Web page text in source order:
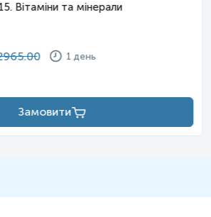
Вітаміни та мінерали
1 день
Замовити